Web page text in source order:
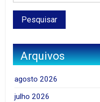
Arquivos
agosto 2026
julho 2026